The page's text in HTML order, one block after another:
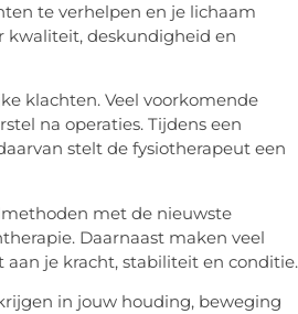
te verhelpen en je lichaam
kwaliteit, deskundigheid en
klachten. Veel voorkomende
na operaties. Tijdens een
stelt de fysiotherapeut een
met de nieuwste
Daarnaast maken veel
je kracht, stabiliteit en conditie.
in jouw houding, beweging